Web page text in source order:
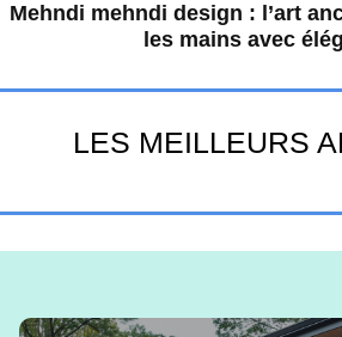
Mehndi mehndi design : l’art
les mains avec
LES MEILLEURS